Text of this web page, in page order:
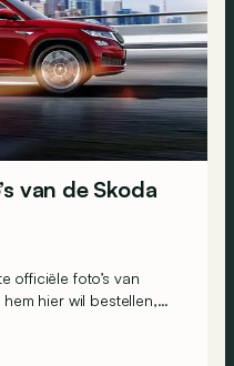
van de Skoda
officiële foto’s van
hier wil bestellen,